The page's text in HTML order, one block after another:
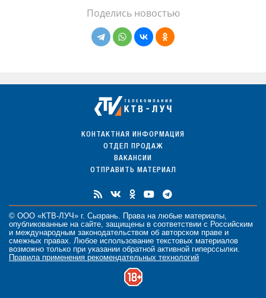
Поделись новостью
КОНТАКТНАЯ ИНФОРМАЦИЯ
ОТДЕЛ ПРОДАЖ
ВАКАНСИИ
ОТПРАВИТЬ МАТЕРИАЛ
© ООО «КТВ-ЛУЧ» г. Сызрань. Права на любые материалы,
опубликованные на сайте, защищены в соответствии с Российским
и международным законодательством об авторском праве и
смежных правах. Любое использование текстовых материалов
возможно только при указании обратной активной гиперссылки.
Правила применения рекомендательных технологий